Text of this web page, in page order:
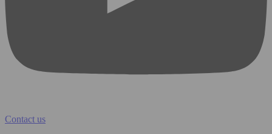
Contact us